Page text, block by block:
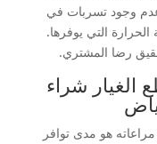
عدم وجود تسربات في
التي يوفرها.
رضا المشتري.
الغيار شراء
هو مدى توافر